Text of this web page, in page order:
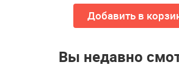
Добавить в
Вы недавно